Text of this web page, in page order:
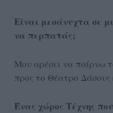
Είναι μεσάνυχτα σε
να περπατάς;
Μου αρέσει να παίρνω
προς το Θέατρο Δάσους
Ένας χώρος Τέχνης